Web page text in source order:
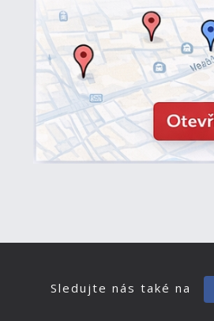
Sledujte nás také na